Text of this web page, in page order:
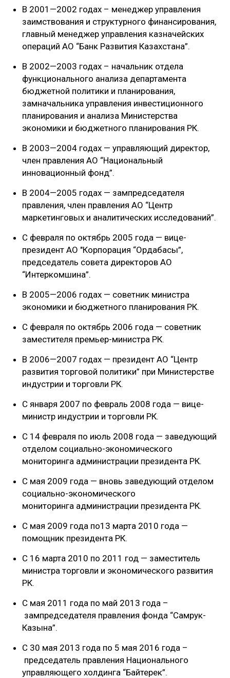
В 2001—2002 годах – менеджер управления
заимствования и структурного финансирования,
главный менеджер управления казначейских
операций АО “Банк Развития Казахстана”.
В 2002—2003 годах – начальник отдела
функционального анализа департамента
бюджетной политики и планирования,
замначальника управления инвестиционного
планирования и анализа Министерства
экономики и бюджетного планирования РК.
В 2003—2004 годах — управляющий директор,
член правления АО “Национальный
инновационный фонд”.
В 2004—2005 годах — зампредседателя
правления, член правления АО “Центр
маркетинговых и аналитических исследований”.
С февраля по октябрь 2005 года — вице-
президент АО "Корпорация “Ордабасы”,
председатель совета директоров АО
“Интеркомшина”.
В 2005—2006 годах — советник министра
экономики и бюджетного планирования РК.
С февраля по октябрь 2006 года — советник
заместителя премьер-министра РК.
В 2006—2007 годах — президент АО “Центр
развития торговой политики” при Министерстве
индустрии и торговли РК.
С января 2007 по февраль 2008 года — вице-
министр индустрии и торговли РК.
С 14 февраля по июль 2008 года — заведующий
отделом социально-экономического
мониторинга администрации президента РК.
С мая 2009 года — вновь заведующий отделом
социально-экономического
мониторинга администрации президента РК.
С мая 2009 года по13 марта 2010 года —
помощник президента РК.
С 16 марта 2010 по 2011 год — заместитель
министра торговли и экономического развития
РК.
С мая 2011 года по май 2013 года –
зампредседателя правления фонда “Самрук-
Казына”.
С 30 мая 2013 года по 5 мая 2016 года –
председатель правления Национального
управляющего холдинга “Байтерек”.